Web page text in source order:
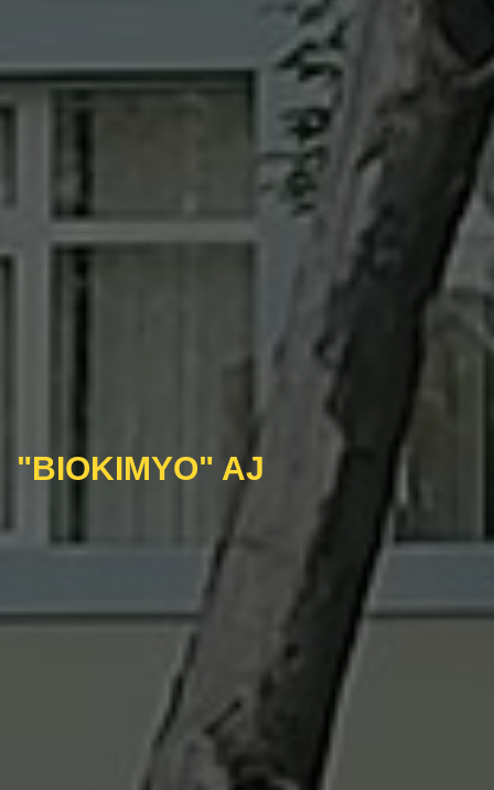
"BIOKIMYO" AJ